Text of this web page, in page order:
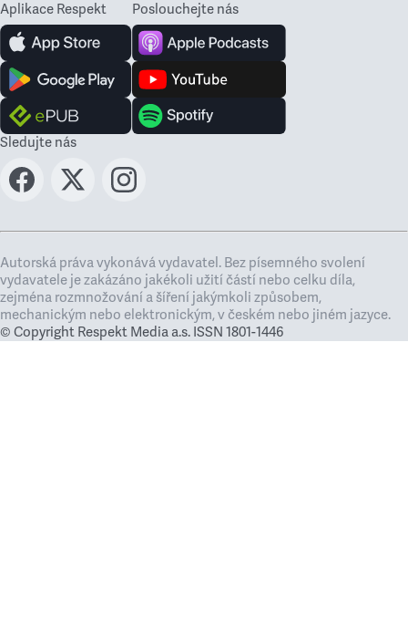
Aplikace Respekt Poslouchejte nás
Sledujte nás
Autorská práva vykonává vydavatel. Bez písemného svolení
vydavatele je zakázáno jakékoli užití částí nebo celku díla,
zejména rozmnožování a šíření jakýmkoli způsobem,
mechanickým nebo elektronickým, v českém nebo jiném jazyce.
© Copyright Respekt Media a.s. ISSN 1801-1446